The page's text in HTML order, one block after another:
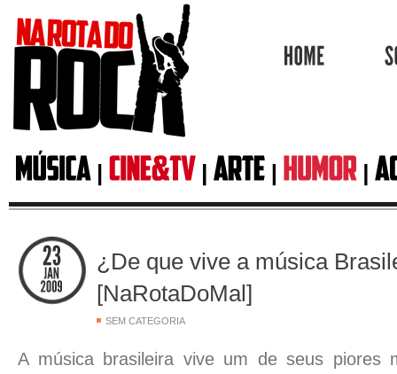
¿De que vive a música
[NaRotaDoMal]
SEM CATEGORIA
A música brasileira vive um de seus piores